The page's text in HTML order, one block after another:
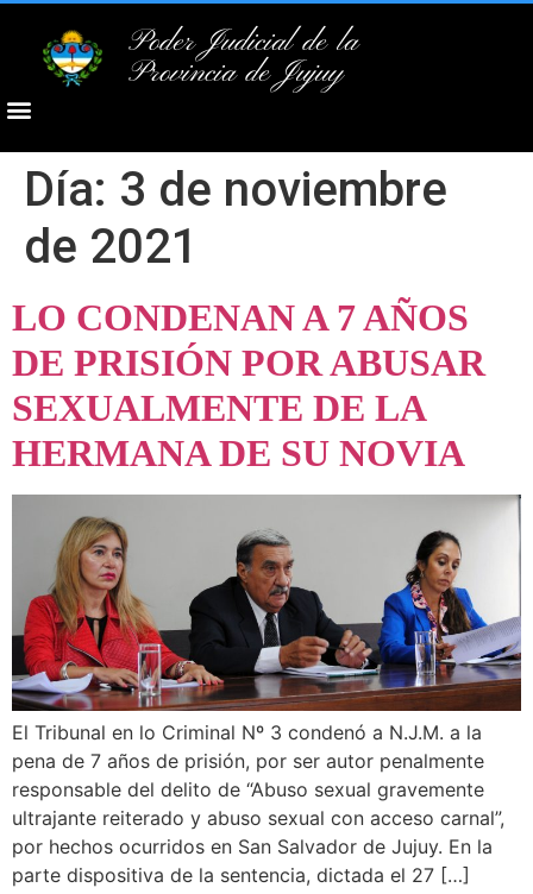
Poder Judicial de la
Provincia de Jujuy
Día: 3 de noviembre
de 2021
LO CONDENAN A 7 AÑOS
DE PRISIÓN POR ABUSAR
SEXUALMENTE DE LA
HERMANA DE SU NOVIA
El Tribunal en lo Criminal Nº 3 condenó a N.J.M. a la
pena de 7 años de prisión, por ser autor penalmente
responsable del delito de “Abuso sexual gravemente
ultrajante reiterado y abuso sexual con acceso carnal”,
por hechos ocurridos en San Salvador de Jujuy. En la
parte dispositiva de la sentencia, dictada el 27 […]